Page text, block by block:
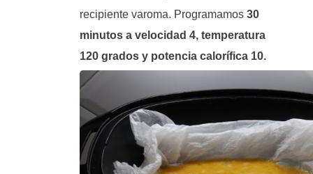
recipiente varoma. Programamos 30
minutos a velocidad 4, temperatura
120 grados y potencia calorífica 10.